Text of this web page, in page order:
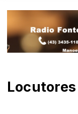
Locutores